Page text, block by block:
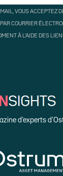
VOUS ACCEPTEZ
COURRIER
À L'AIDE DES
d’experts